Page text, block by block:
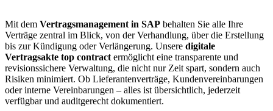
Mit dem Vertragsmanagement in SAP behalten Sie alle Ihre
Verträge zentral im Blick, von der Verhandlung, über die Erstellung
bis zur Kündigung oder Verlängerung. Unsere digitale
Vertragsakte top contract ermöglicht eine transparente und
revisionssichere Verwaltung, die nicht nur Zeit spart, sondern auch
Risiken minimiert. Ob Lieferantenverträge, Kundenvereinbarungen
oder interne Vereinbarungen – alles ist übersichtlich, jederzeit
verfügbar und auditgerecht dokumentiert.